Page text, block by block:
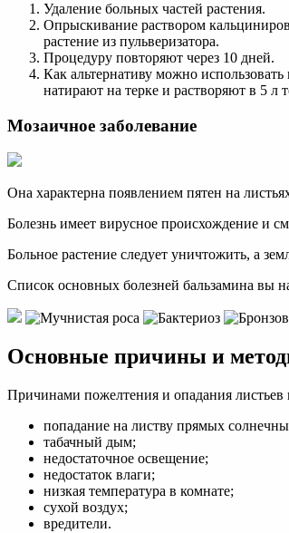
Удаление больных частей растения.
Опрыскивание раствором
растение из пульверизатора.
Процедуру повторяют через 10 дней.
Как альтернативу можно
натирают на терке и растворяют в 5 л
Мозаичное заболевание
Она характерна появлением пятен на
Болезнь имеет вирусное происхождение и
Больное растение следует уничтожить, а
Список основных болезней бальзамина вы
Основные причины и
Причинами пожелтения и опадания листьев
попадание на листву прямых
табачный дым;
недостаточное освещение;
недостаток влаги;
низкая температура в комнате;
сухой воздух;
вредители.